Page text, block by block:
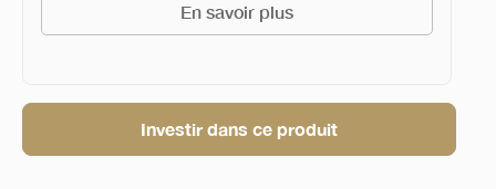
En savoir plus
Investir dans ce produit